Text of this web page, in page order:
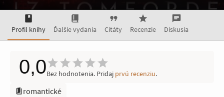
Profil knihy Ďalšie vydania Citáty Recenzie Diskusia
0,0Bez hodnotenia. Pridaj prvú recenziu.
romantické